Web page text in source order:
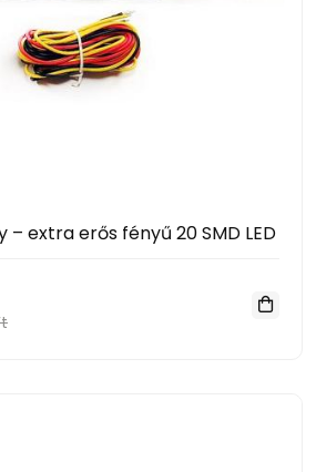
extra erős fényű 20 SMD LED